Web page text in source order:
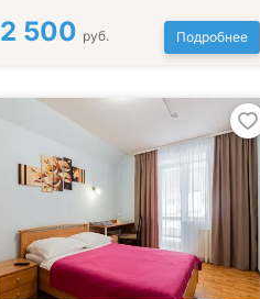
2 500 руб. Подробнее